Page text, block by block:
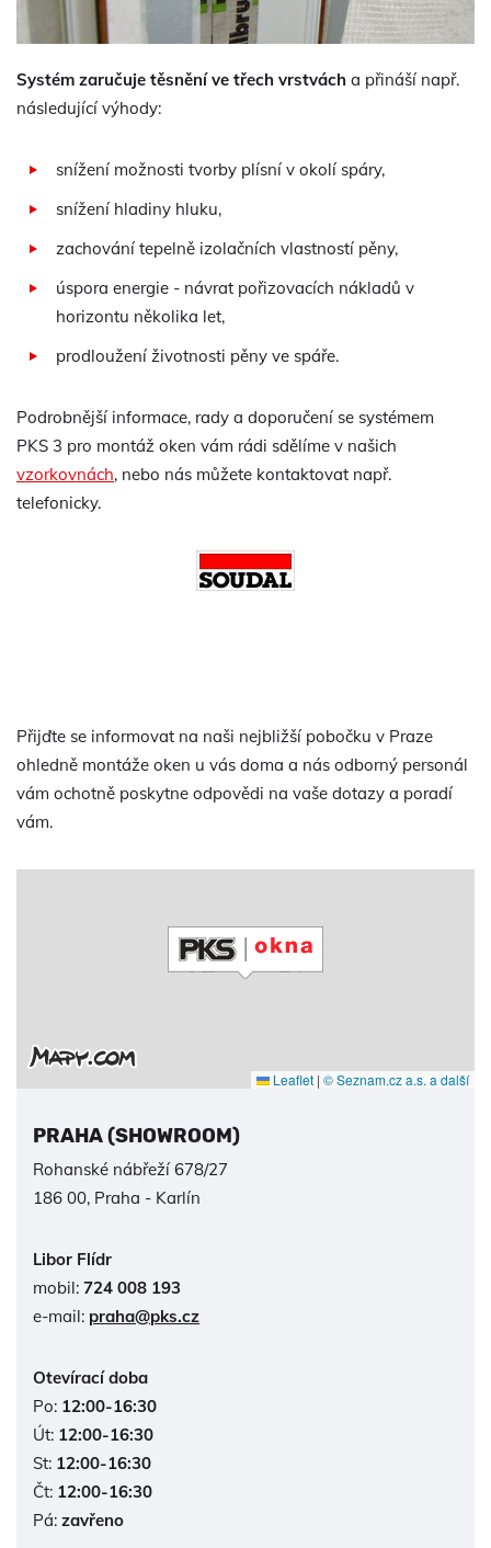
Systém zaručuje těsnění ve třech vrstvách a přináší např.
následující výhody:
snížení možnosti tvorby plísní v okolí spáry,
snížení hladiny hluku,
zachování tepelně izolačních vlastností pěny,
úspora energie - návrat pořizovacích nákladů v
horizontu několika let,
prodloužení životnosti pěny ve spáře.
Podrobnější informace, rady a doporučení se systémem
PKS 3 pro montáž oken vám rádi sdělíme v našich
vzorkovnách, nebo nás můžete kontaktovat např.
telefonicky.
Přijďte se informovat na naši nejbližší pobočku v Praze
ohledně montáže oken u vás doma a nás odborný personál
vám ochotně poskytne odpovědi na vaše dotazy a poradí
vám.
Leaflet | © Seznam.cz a.s. a další
PRAHA (SHOWROOM)
Rohanské nábřeží 678/27
186 00, Praha - Karlín
Libor Flídr
mobil: 724 008 193
e-mail: praha@pks.cz
Otevírací doba
Po: 12:00-16:30
Út: 12:00-16:30
St: 12:00-16:30
Čt: 12:00-16:30
Pá: zavřeno